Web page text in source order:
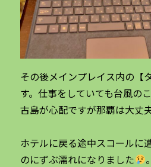
その後メインプレイス内の【
す。仕事をしていても台風の
古島が心配ですが那覇は大丈
ホテルに戻る途中スコールに
のにずぶ濡れになりました
。